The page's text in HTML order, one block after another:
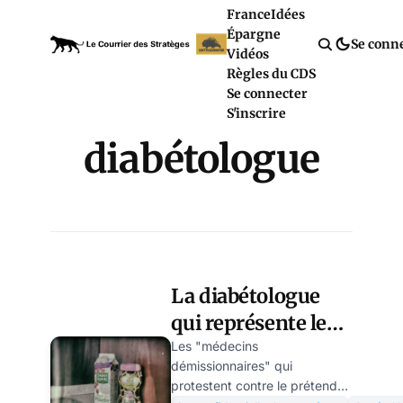
FranceIdées
Épargne
Vidéos
Règles du CDS
Se connecter
S'inscrire
Se
diabétologue
La diabétologue
qui représente les
médecins
démissionnaires
Les "médecins
démissionnaires" qui
protestent contre le prétendu